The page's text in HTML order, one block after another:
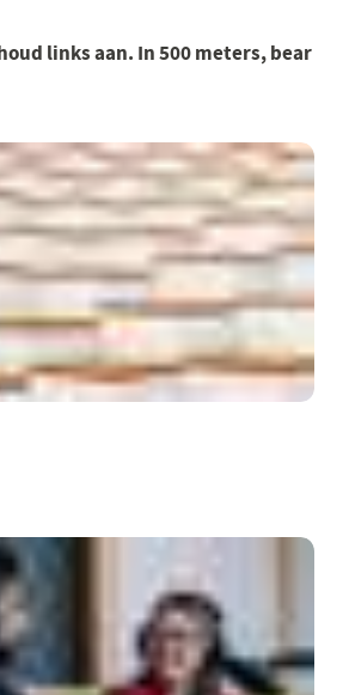
links aan. In 500 meters, bear